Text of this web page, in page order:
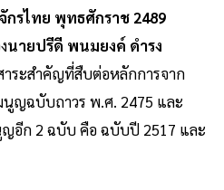
รไทย พุทธศักราช 2489
นายปรีดี พนมยงค์ ดำรง
าระสำคัญที่สืบต่อหลักการจาก
ญฉบับถาวร พ.ศ. 2475 และ
อีก 2 ฉบับ คือ ฉบับปี 2517 และ